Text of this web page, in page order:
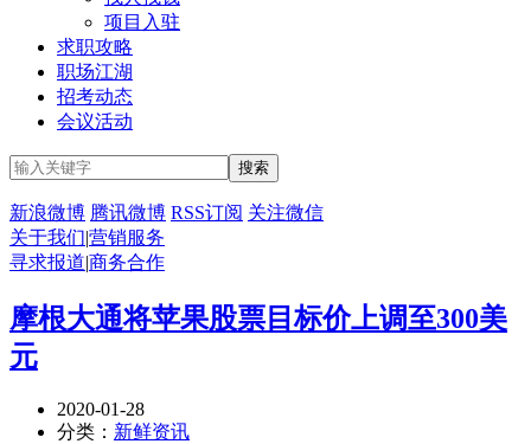
项目入驻
求职攻略
职场江湖
招考动态
会议活动
新浪微博 腾讯微博 RSS订阅 关注微信
关于我们|营销服务
寻求报道|商务合作
摩根大通将苹果股票目标价上调至300美
元
2020-01-28
分类： 新鲜资讯